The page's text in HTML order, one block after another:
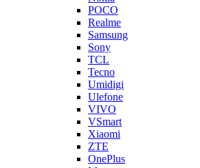
POCO
Realme
Samsung
Sony
TCL
Tecno
Umidigi
Ulefone
VIVO
VSmart
Xiaomi
ZTE
OnePlus